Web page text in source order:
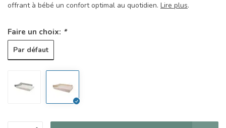
offrant à bébé un confort optimal au quotidien. Lire plus.
Faire un choix: *
Par défaut